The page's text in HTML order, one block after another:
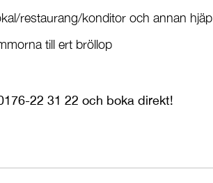
restaurang/konditor och annan hjäp
till ert bröllop
22 31 22 och boka direkt!